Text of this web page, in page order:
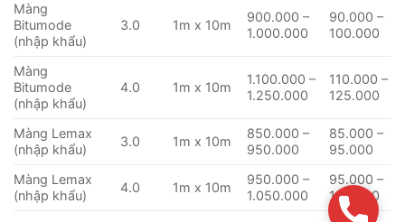
Màng
Bitumode
(nhập khẩu)
3.0 1m x 10m
900.000 –
1.000.000
90.000 –
100.000
Màng
Bitumode
(nhập khẩu)
4.0 1m x 10m
1.100.000 –
1.250.000
110.000 –
125.000
Màng Lemax
(nhập khẩu)
3.0 1m x 10m
850.000 –
950.000
85.000 –
95.000
Màng Lemax
(nhập khẩu)
4.0 1m x 10m
950.000 –
1.050.000
95.000 –
105.000